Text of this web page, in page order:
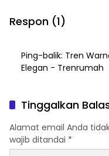
Respon (1)
Ping-balik: Tren
Elegan - Trenrumah
Tinggalkan
Alamat email Anda
wajib ditandai *